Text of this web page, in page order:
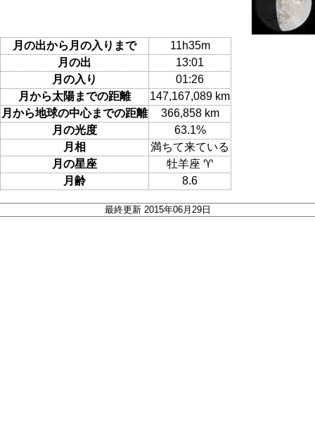
月の出から月の入りまで
11h35m
月の出
13:01
月の入り
01:26
月から太陽までの距離
147,167,089 km
月から地球の中心までの距離
366,858 km
月の光度
63.1%
月相
満ちて来ている
月の星座
牡羊座 ♈
月齢
8.6
最終更新 2015年06月29日